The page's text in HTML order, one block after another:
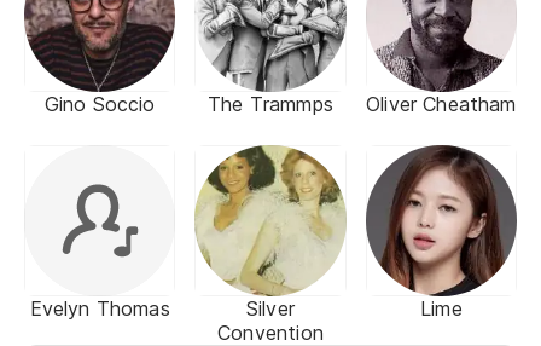
Gino Soccio The Trammps Oliver Cheatham
Evelyn Thomas
Silver
Convention
Lime